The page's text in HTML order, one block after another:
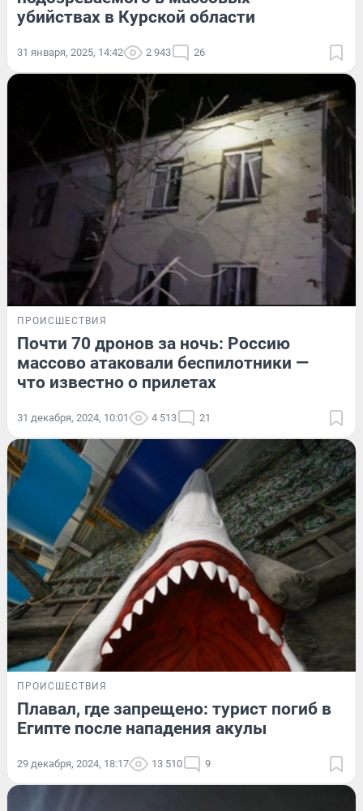
убийствах в Курской области
31 января, 2025, 14:42 2 943 26
ПРОИСШЕСТВИЯ
Почти 70 дронов за ночь: Россию
массово атаковали беспилотники —
что известно о прилетах
31 декабря, 2024, 10:01 4 513 21
ПРОИСШЕСТВИЯ
Плавал, где запрещено: турист погиб в
Египте после нападения акулы
29 декабря, 2024, 18:17 13 510 9